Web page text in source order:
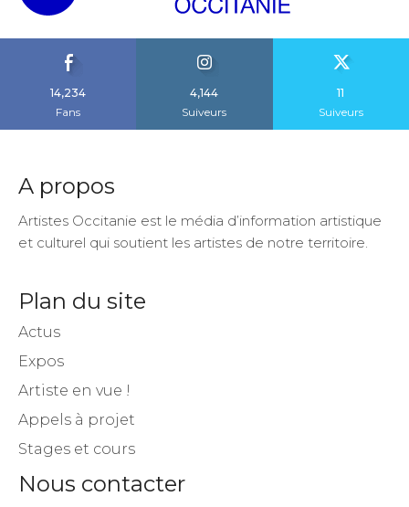
14,234
Fans
4,144
Suiveurs
11
Suiveurs
A propos
Artistes Occitanie est le média d’information artistique
et culturel qui soutient les artistes de notre territoire.
Plan du site
Actus
Expos
Artiste en vue !
Appels à projet
Stages et cours
Nous contacter